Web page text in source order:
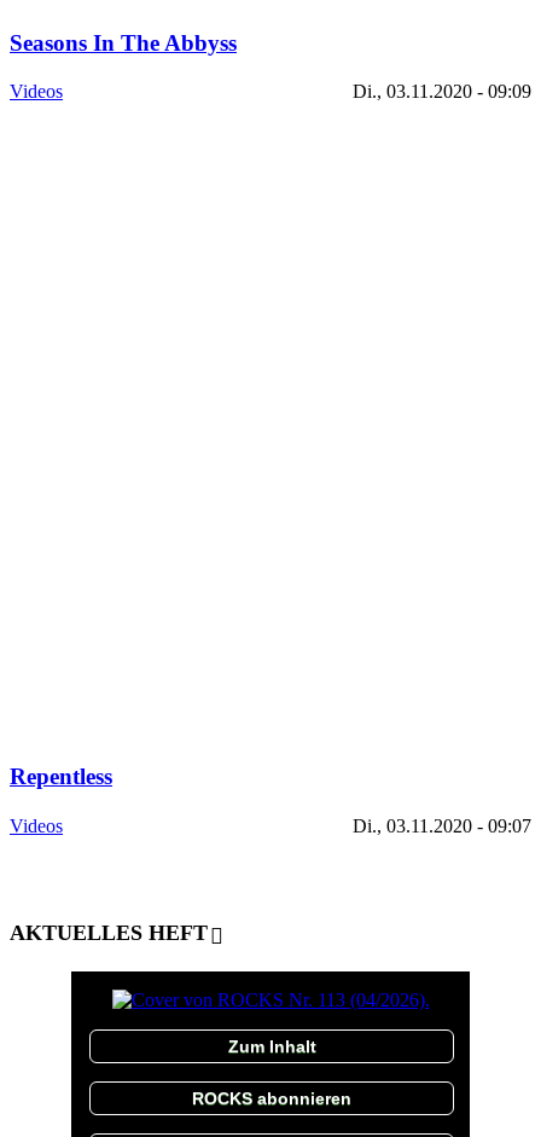
Seasons In The Abbyss
Videos Di., 03.11.2020 - 09:09
Repentless
Videos Di., 03.11.2020 - 09:07
AKTUELLES HEFT
Zum Inhalt
ROCKS abonnieren